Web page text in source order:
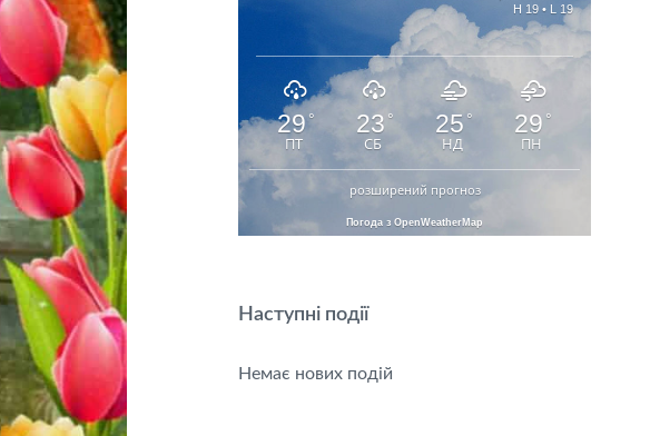
H 19 • L 19
29 °
ПТ
23 °
СБ
25 °
НД
29 °
ПН
розширений прогноз
Погода з OpenWeatherMap
Наступні події
Немає нових подій